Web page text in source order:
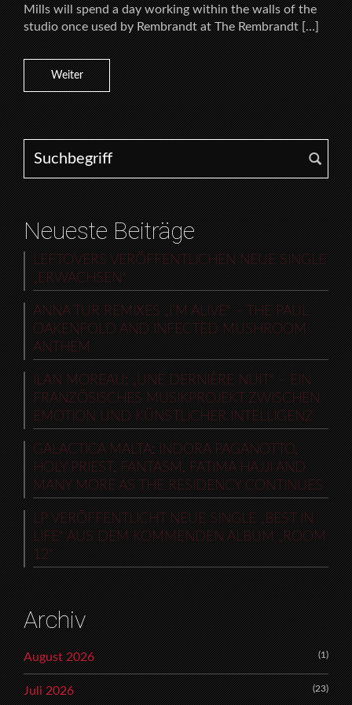
Mills will spend a day working within the walls of the
studio once used by Rembrandt at The Rembrandt […]
Weiter
Search for:
Neueste Beiträge
LEFTOVERS VERÖFFENTLICHEN NEUE SINGLE
„ERWACHSEN“
ANNA TUR REMIXES „I’M ALIVE“ – THE PAUL
OAKENFOLD AND INFECTED MUSHROOM
ANTHEM
ILAN MOREAU: „UNE DERNIÈRE NUIT“ – EIN
FRANZÖSISCHES MUSIKPROJEKT ZWISCHEN
EMOTION UND KÜNSTLICHER INTELLIGENZ
GALACTICA MALTA: INDORA PAGANOTTO,
HOLY PRIEST, FANTASM, FATIMA HAJJI AND
MANY MORE AS THE RESIDENCY CONTINUES
LP VERÖFFENTLICHT NEUE SINGLE „BEST IN
LIFE“ AUS DEM KOMMENDEN ALBUM „ROOM
12“
Archiv
August 2026 (1)
Juli 2026 (23)